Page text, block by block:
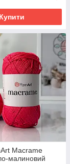
Купити
Macrame
малиновий